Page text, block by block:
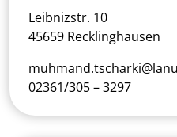
Leibnizstr. 10
45659 Recklinghausen
02361/305 – 3297